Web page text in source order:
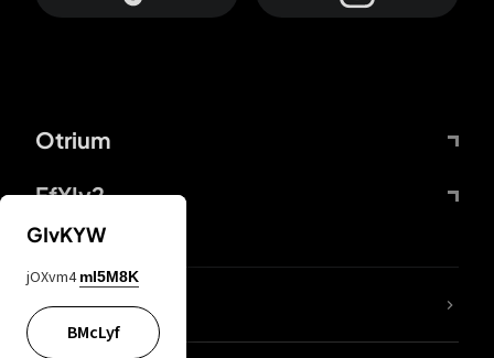
Otrium
FfYIy2
KIjvtr
GIvKYW
jOXvm4 mI5M8K
BMcLyf